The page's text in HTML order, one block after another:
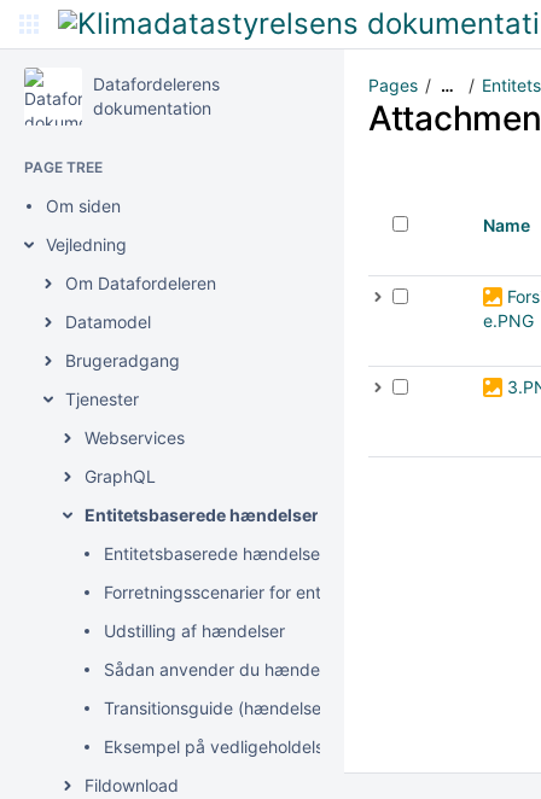
Datafordelerens
dokumentation
PAGE TREE
Om siden
Vejledning
Om Datafordeleren
Datamodel
Brugeradgang
Tjenester
Webservices
GraphQL
Entitetsbaserede hændelser
Entitetsbaserede hændelser på Datafordeleren
Forretningsscenarier for entitetsbaserede hændelser
Udstilling af hændelser
Sådan anvender du hændelser
Transitionsguide (hændelser)
Eksempel på vedligeholdelse af kopiregister med
Fildownload
Pages …
Name
e.PNG